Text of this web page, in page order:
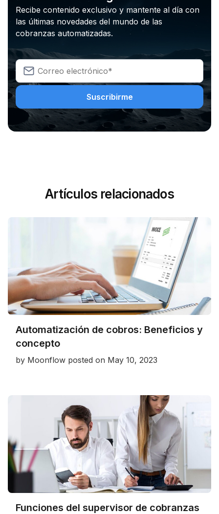
Recibe contenido exclusivo y mantente al día con
las últimas novedades del mundo de las
cobranzas automatizadas.
Artículos relacionados
Automatización de cobros: Beneficios y
concepto
by Moonflow posted on May 10, 2023
Funciones del supervisor de cobranzas